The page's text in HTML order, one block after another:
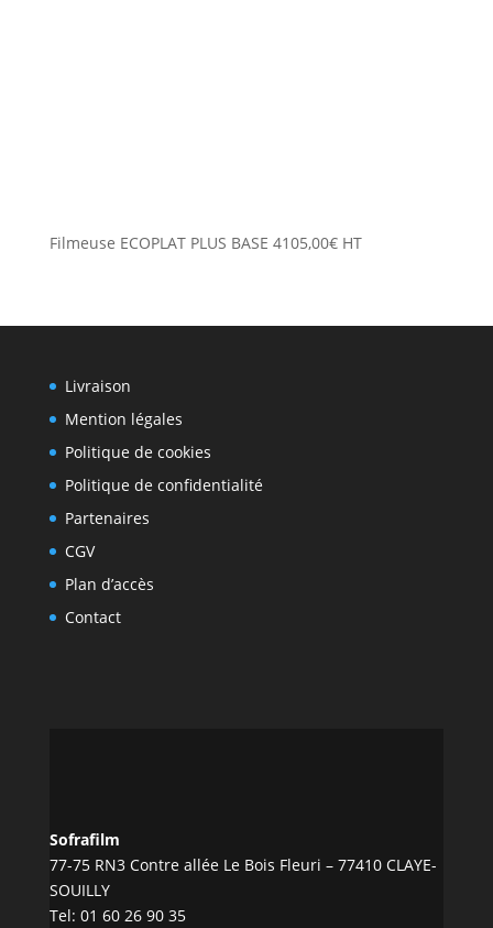
Filmeuse ECOPLAT PLUS BASE 4105,00€ HT
Livraison
Mention légales
Politique de cookies
Politique de confidentialité
Partenaires
CGV
Plan d’accès
Contact
Sofrafilm
77-75 RN3 Contre allée Le Bois Fleuri – 77410 CLAYE-
SOUILLY
Tel: 01 60 26 90 35